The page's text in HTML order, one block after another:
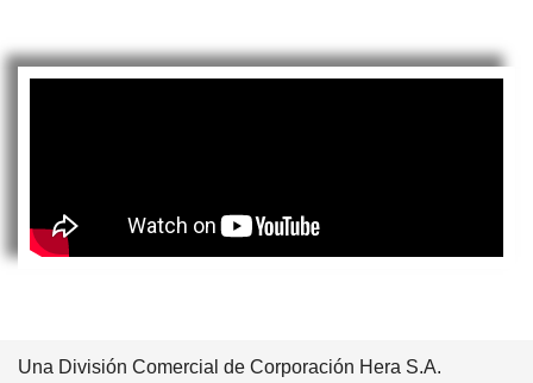
Una División Comercial de Corporación Hera S.A.